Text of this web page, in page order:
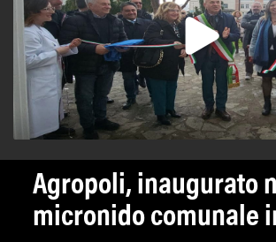
Agropoli, inaugurato
micronido comunale